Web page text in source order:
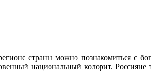
страны можно познакомиться с
национальный колорит. Россияне